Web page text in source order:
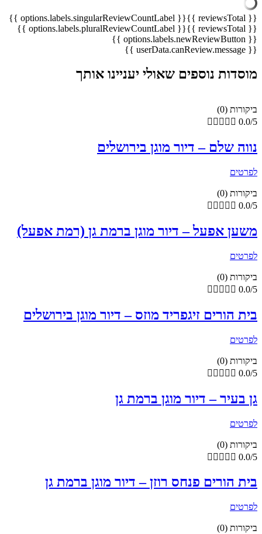
{{ reviewsTotal }}
{{ options.labels.singularReviewCountLabel }}
{{ reviewsTotal }}
{{ options.labels.pluralReviewCountLabel }}
{{ options.labels.newReviewButton }}
{{ userData.canReview.message }}
מוסדות נוספים שאולי יעניינו אותך
ביקורות (0)
     0.0/5
נווה שלם – דיור מוגן בירושלים
לפרטים
ביקורות (0)
     0.0/5
משען אפעל – דיור מוגן ברמת גן (רמת אפעל)
לפרטים
ביקורות (0)
     0.0/5
בית הורים זיגפריד מוזס – דיור מוגן בירושלים
לפרטים
ביקורות (0)
     0.0/5
גן בעיר – דיור מוגן ברמת גן
לפרטים
ביקורות (0)
     0.0/5
בית הורים פנחס רוזן – דיור מוגן ברמת גן
לפרטים
ביקורות (0)